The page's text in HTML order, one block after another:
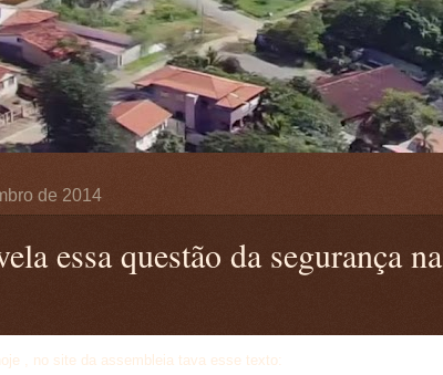
de 2014
essa questão da segurança na
, no site da assembleia tava esse texto: